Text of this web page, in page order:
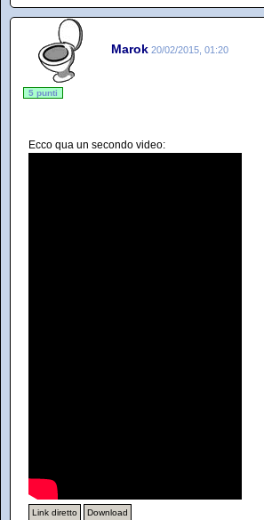
Marok 20/02/2015, 01:20
5 punti
Ecco qua un secondo video:
Link diretto Download